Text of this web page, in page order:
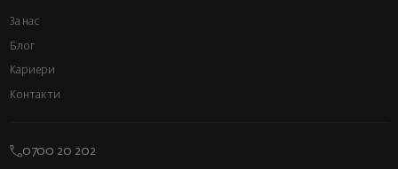
За нас
Блог
Кариери
Контакти
0700 20 202